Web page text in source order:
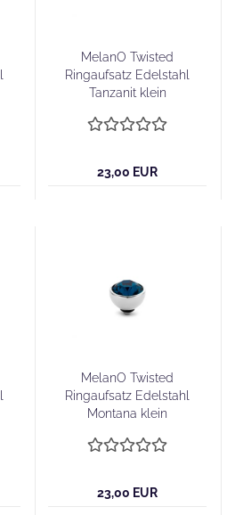
MelanO Twisted
Ringaufsatz Edelstahl
Tanzanit klein
23,00 EUR
MelanO Twisted
Ringaufsatz Edelstahl
Montana klein
23,00 EUR